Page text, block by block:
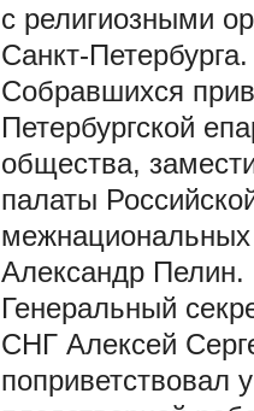
с религиозными
Санкт-Петербурга.
Собравшихся
Петербургской
общества,
палаты
Александр Пелин.
Генеральный
СНГ Алексей
поприветствовал